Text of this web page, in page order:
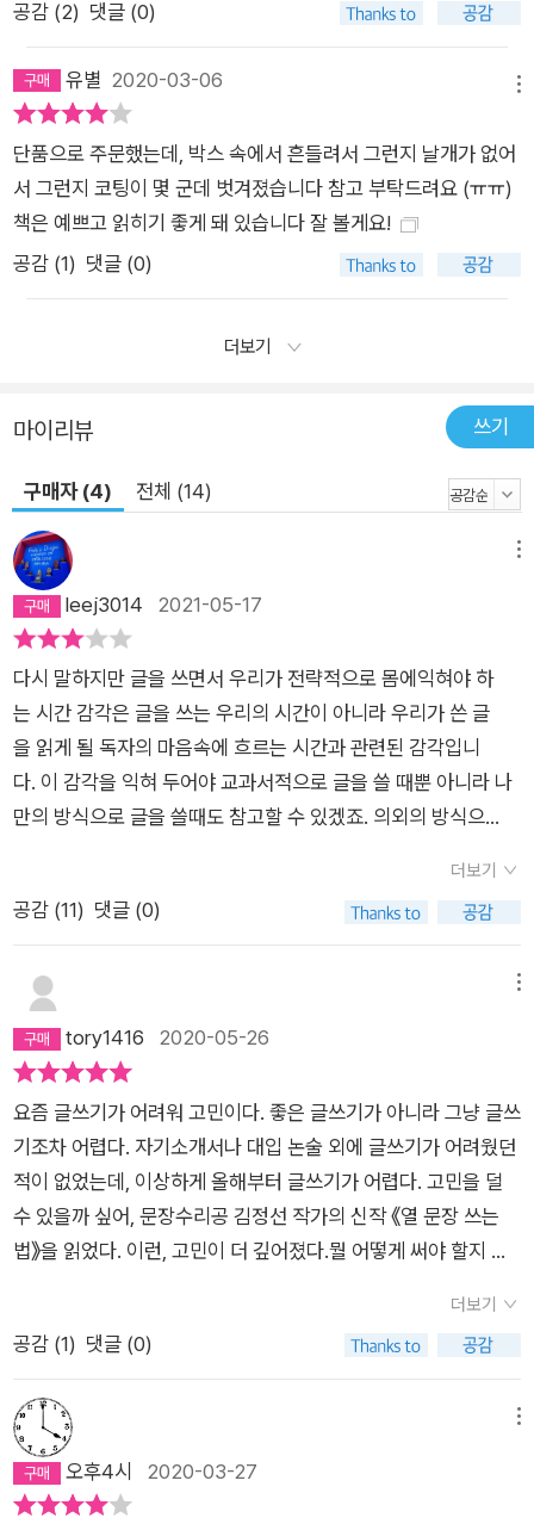
공감 (2) 댓글 (0)
유별 2020-03-06
단품으로 주문했는데, 박스 속에서 흔들려서 그런지 날개가 없어
서 그런지 코팅이 몇 군데 벗겨졌습니다 참고 부탁드려요 (ㅠㅠ)
책은 예쁘고 읽히기 좋게 돼 있습니다 잘 볼게요!
공감 (1) 댓글 (0)
더보기
마이리뷰 쓰기
구매자 (4) 전체 (14)
leej3014 2021-05-17
다시 말하지만 글을 쓰면서 우리가 전략적으로 몸에익혀야 하
는 시간 감각은 글을 쓰는 우리의 시간이 아니라 우리가 쓴 글
을 읽게 될 독자의 마음속에 흐르는 시간과 관련된 감각입니
다. 이 감각을 익혀 두어야 교과서적으로 글을 쓸 때뿐 아니라 나
만의 방식으로 글을 쓸때도 참고할 수 있겠죠. 의외의 방식으
자가일반적으로 갖게 되는 시간 감각에 반전이라는 충격을준 것
일 테니까요.- P113
더보기
공감 (11) 댓글 (0)
tory1416 2020-05-26
요즘 글쓰기가 어려워 고민이다. 좋은 글쓰기가 아니라 그냥 글쓰
기조차 어렵다. 자기소개서나 대입 논술 외에 글쓰기가 어려웠던
적이 없었는데, 이상하게 올해부터 글쓰기가 어렵다. 고민을 덜
수 있을까 싶어, 문장수리공 김정선 작가의 신작 《열 문장 쓰는
법》을 읽었다. 이런, 고민이 더 깊어졌다.​뭘 어떻게 써야 할지 모
두의 언어' 사이의 좁힐 수 없는 거리 때문일 겁니다. 그 거리가 모
든 '나만의 것'을 어지럽게 만드니까요. _ <글쓰기가 어려운 이유
> 중에..​처음 책을 보았을 때, 놀랐다. 생각보다 예상보다 책이 더
얇았기 때문이다. 얇다는 건 책의 분량도 많지 않다는 뜻이다. 그
랬다, 155쪽. 금방 독파할 수 있는 글의 양이었다. 이 한 권을 읽
는데 10일도 넘게 걸렸다. 그 이유는 내 글이 왜 엉망인지 너무 아
더보기
공감 (1) 댓글 (0)
오후4시 2020-03-27